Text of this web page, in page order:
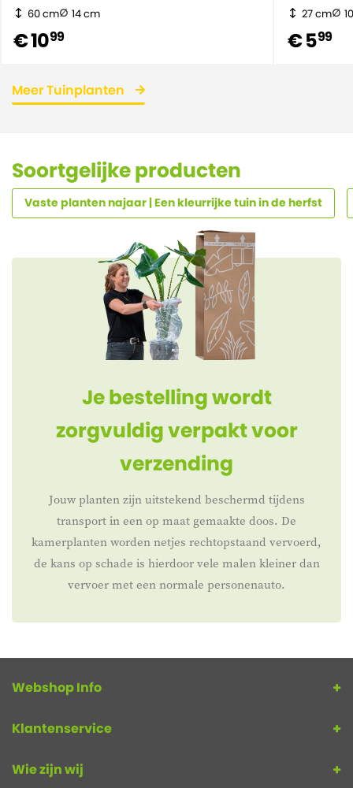
60 cm 14 cm
€ 1099
27 cm
€ 599
Meer Tuinplanten
Soortgelijke producten
Vaste planten najaar | Een kleurrijke tuin in de herfst
Je bestelling wordt
zorgvuldig verpakt voor
verzending
Jouw planten zijn uitstekend beschermd tijdens
transport in een op maat gemaakte doos. De
kamerplanten worden netjes rechtopstaand vervoerd,
de kans op schade is hierdoor vele malen kleiner dan
vervoer met een normale personenauto.
Webshop Info
Klantenservice
Wie zijn wij